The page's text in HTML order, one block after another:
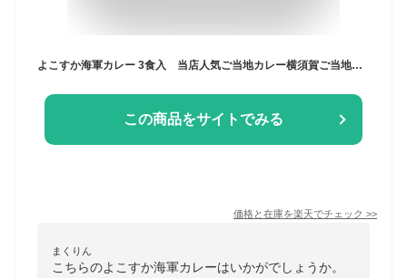
よこすか海軍カレー 3食入 当店人気ご当地カレー横須賀ご当地カレー 神奈川県ご当地カレー 具沢山なビーフカレー 父の日 保存食 ギフト 記念品 レトルトカレー 横浜土産 横浜中華街 記念艦 三笠 ギフトカード
この商品をサイトでみる
価格と在庫を楽天でチェック >>
まくりん
こちらのよこすか海軍カレーはいかがでしょうか。